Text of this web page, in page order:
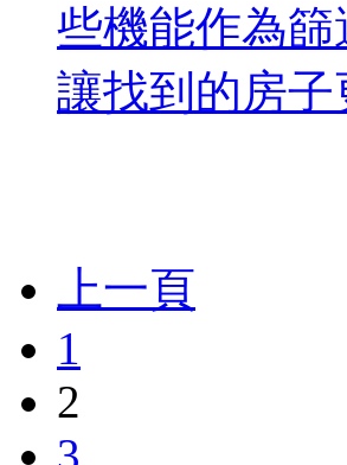
些機能作為
讓找到的房
上一頁
1
2
3